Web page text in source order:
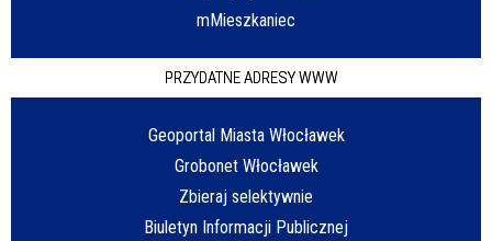
mMieszkaniec
PRZYDATNE ADRESY WWW
Geoportal Miasta Włocławek
Grobonet Włocławek
Zbieraj selektywnie
Biuletyn Informacji Publicznej